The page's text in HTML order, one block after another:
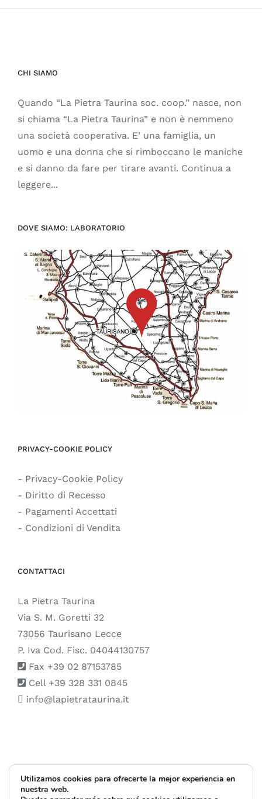
CHI SIAMO
Quando “La Pietra Taurina soc. coop.” nasce, non
si chiama “La Pietra Taurina” e non è nemmeno
una società cooperativa. E’ una famiglia, un
uomo e una donna che si rimboccano le maniche
e si danno da fare per tirare avanti. Continua a
leggere...
DOVE SIAMO: LABORATORIO
PRIVACY-COOKIE POLICY
- Privacy-Cookie Policy
- Diritto di Recesso
- Pagamenti Accettati
- Condizioni di Vendita
CONTATTACI
La Pietra Taurina
Via S. M. Goretti 32
73056 Taurisano Lecce
P. Iva Cod. Fisc. 04044130757
Fax +39 02 87153785
Cell +39 328 331 0845
info@lapietrataurina.it
Utilizamos cookies para ofrecerte la mejor experiencia en
nuestra web.